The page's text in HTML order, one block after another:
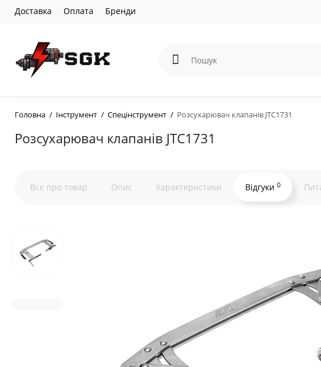
Доставка Оплата Бренди
Головна Інструмент Спецінструмент Розсухарювач клапанів JTC1731
Розсухарювач клапанів JTC1731
Все про товар Опис Характеристики Відгуки 0